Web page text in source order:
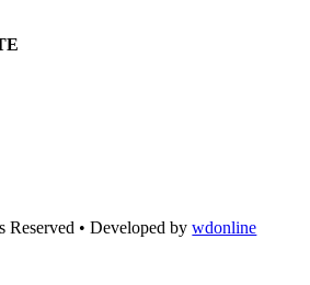
Reserved • Developed bywdonline